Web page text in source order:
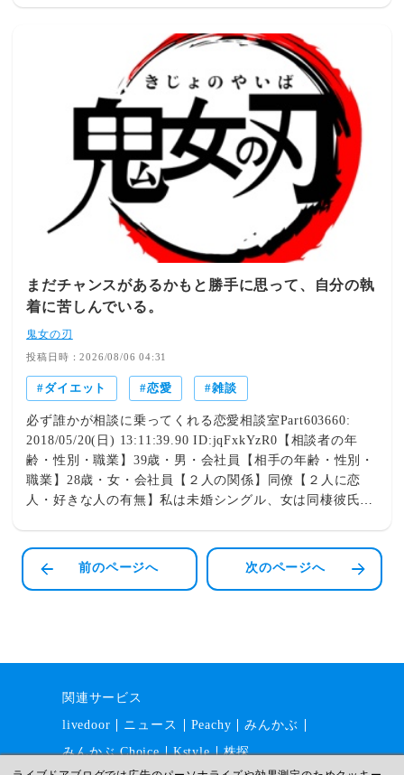
痩せにくい体になってしまうのです。ダイエットは我慢大
会ではありません。体に必要な栄養をしっかり摂りなが
ら、少しだけエネルギー収支をマイナスにする。この積み
重ねこそが、リバウンドしないダイエットの基本です。落
とし穴⑥ 停滞期は「失敗」ではなく「成功のサイン」
「先生、急に体重が止まりました！」この相談、本当に多
いです。でも私はこう答えます。「おめでとうございま
す。順調です。」えっ？と思いますよね（笑）停滞期と
は、体が今の環境に適応しようとしている自然な反応で
す。人間には「ホメオスタシス（恒常性）」という仕組み
があります。これは体温や血圧だけでなく、体重もできる
だけ一定に保とうとする働きです。つまり、「体重が減っ
た！」↓「このままだと命が危ない！」↓「代謝を落として
守ろう！」という流れです。これは体が正常に働いている
証拠。だから停滞期は失敗ではありません。ここで「もう
意味がない！」とやめてしまう人が一番もったいないので
す。トンネルの出口まであと少しなのに、引き返してしま
うようなもの。焦らず続けた人だけが、その先の景色を見
ることができます。落とし穴⑦ 睡眠不足は「食欲を増や
す薬」を飲んでいるようなもの睡眠を軽く考えていません
か？実は睡眠不足はダイエットの大敵です。睡眠時間が短
くなると、食欲を抑えるホルモン「レプチン」が減少しま
す。反対に、食欲を増やすホルモン「グレリン」が増加し
ます。つまり、「もっと食べたい！」という状態を脳が作
は、・脂肪をため込みやすい・血糖値が上がりやすい・内
臓脂肪が増えやすいということが分かっています。だから
た食べたい！」という学習を繰り返す仕組みです。つま
り、ケーキを見るだけで食べたくなるのは、意志が弱いか
らではありません。脳が学習しているからです。だからお
すすめなのは・家に買い置きしない・コンビニのお菓子コ
ムに合わせて続けましょう。まとめオートミールは朝でも
はヨーグルトや果物との相性がよい夜はリゾットや雑炊が
おすすめ1食30〜50g程度を目安にするたんぱく質や野菜も
組み合わせることが大切無理なく続けられる時間帯を選
び、毎日の健康づくりに役立てていきましょう。あわせて
読みたいオートミールは毎日食べても大丈夫？1日の適量
と健康的な食べ方オートミールはダイエットに効果ある？
太るって本当？オートミールと白米の違いは？カロリーや
栄養を比較オートミールのおいしい食べ方5選！初心者向
けアレンジヨーグルトは朝と夜どっちがおすすめ？※本記
事は一般的な食生活に関する情報を紹介するものです。持
病がある方や食事制限を受けている方は、医師や管理栄養
士にご相談ください。食と運動ラボでは、毎日の健康づく
りに役立つ食事や運動の情報を発信しています。ぜひブッ
クマークして、次回の記事もご覧ください。
まだチャンスがあるかもと勝手に思って、自分の執
着に苦しんでいる。
鬼女の刃
投稿日時：2026/08/06 04:31
ダイエット 恋愛 雑談
必ず誰かが相談に乗ってくれる恋愛相談室Part603660:
2018/05/20(日) 13:11:39.90 ID:jqFxkYzR0【相談者の年
齢・性別・職業】39歳・男・会社員【相手の年齢・性別・
職業】28歳・女・会社員【２人の関係】同僚【２人に恋
人・好きな人の有無】私は未婚シングル、女は同棲彼氏あ
前のページへ 次のページへ
関連サービス
livedoor
ニュース Peachy
みんかぶ
みんかぶ Choice
Kstyle 株探